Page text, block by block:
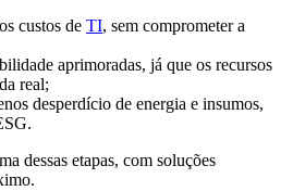
custos de TI, sem comprometer a
aprimoradas, já que os recursos
real;
desperdício de energia e insumos,
dessas etapas, com soluções